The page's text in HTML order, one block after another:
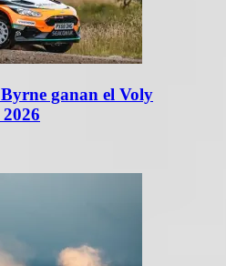
ganan el Voly